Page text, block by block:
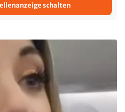
schalten